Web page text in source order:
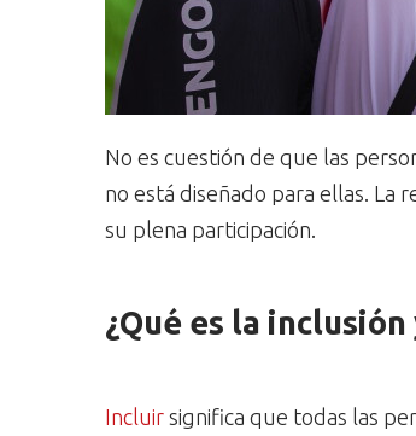
No es cuestión de que las
no está diseñado para ellas. La
su plena participación.
¿Qué es la
Incluir significa que todas las